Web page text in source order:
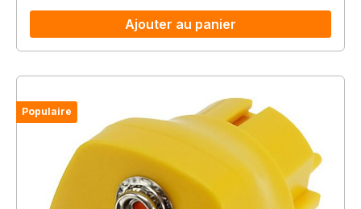
Ajouter au panier
Populaire